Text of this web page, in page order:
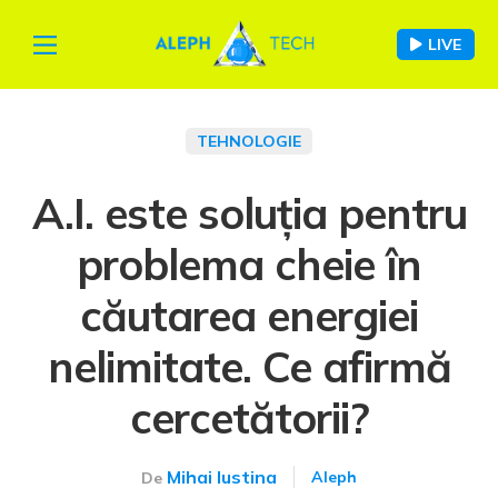
LIVE
TEHNOLOGIE
A.I. este soluția pentru
problema cheie în
căutarea energiei
nelimitate. Ce afirmă
cercetătorii?
De Mihai Iustina Aleph